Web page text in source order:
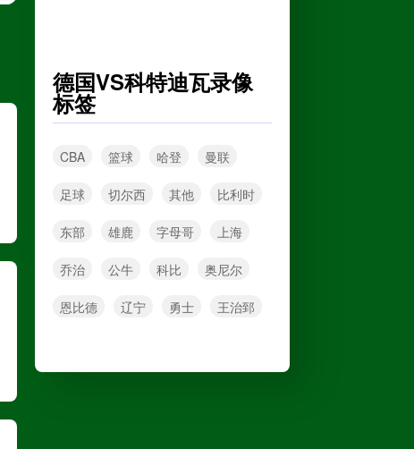
高清直播
德国VS科特迪瓦录像
标签
CBA 篮球 哈登 曼联
足球 切尔西 其他 比利时
东部 雄鹿 字母哥 上海
乔治 公牛 科比 奥尼尔
恩比德 辽宁 勇士 王治郅